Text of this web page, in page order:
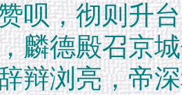
呗，彻则升
麟德殿召京
辩浏亮，帝